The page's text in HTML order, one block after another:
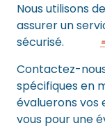
Nous utilisons
assurer un
sécurisé.
Contactez-
spécifiques en
évaluerons vos
vous pour une